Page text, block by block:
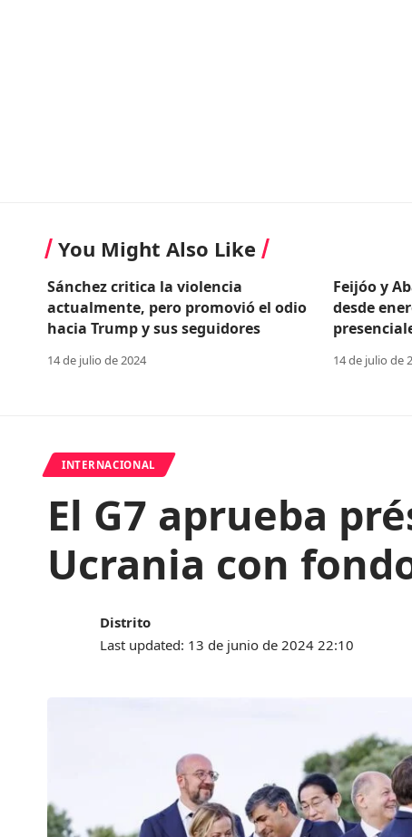
You Might Also Like
Sánchez critica la violencia
actualmente, pero promovió el odio
hacia Trump y sus seguidores
14 de julio de 2024
Feijóo y
desde
14 de julio de
INTERNACIONAL
El G7 aprueba
Ucrania con
Last updated: 13 de junio de 2024 22:10
Distrito